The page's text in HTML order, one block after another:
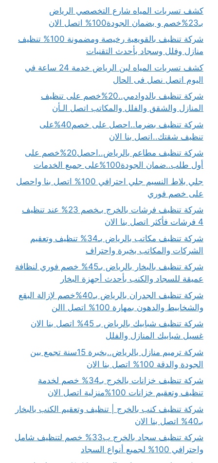
كشف تسربات المياه شارع التخصصي الرياض
بـ23%خصم و بضمان الجودة100% اتصل الان
شركة تنظيف بالقويعية رخيصة ومضمونة 100% تنظيف
منازل وفلل وسجاد بأحدث التقنيات
كشف تسربات المياه لبن الرياض خدمة 24 ساعة في
اليوم اتصل نصل فى الحال
شركة تنظيف بالدوادمي..20%خصم على تنظيف
المنازل والشقق والفلل والمكاتب اتصل الـأن
شركة تنظيف بضرما..احصل على خصم40%على
تنظيف شقتك..اتصل بنا الان
شركة تنظيف مطاعم بالرياض..احصل20%خصم على
أول طلب..ضمان الجودة100%على جميع الخدمات
جلي بلاط النسيم جلي احترافي 100% اتصل بنا واحصل
على خصم فوري
شركة تنظيف فرشات بالخرج بـخصم 23% عند تنظيف
4 فرشات فأكثر اتصل بنا الان
شركة تنظيف مكاتب بالرياض بـ34% تنظيف وتعقيم
الشركات والمكاتب بخبرة واحتراف
شركة تنظيف بالبخار بالرياض بـ45% خصم فوري لنظافة
عميقة للسجاد والكنب بأحدث أجهزة البخار
شركة تنظيف الجدران بالرياض بـ40%خصم لإزالة البقع
والشخابيط والدهون بمهارة 100% اتصل االن
شركة تنظيف شبابيك بالرياض بـ 45% اتصل بنا الان
غسيل شبابيك المنازل والفلل
شركة ترميم منازل بالرياض..بخبرة 15سنة تجمع بين
الجودة والدقة 100% اتصل بنا الان
شركة تنظيف خزانات بالخرج بـ34% خصم لخدمة
تنظيف وتعقيم خزانات 100%منزلية اتصل الان
شركة تنظيف كنب بالخرج | تنظيف وتعقيم الكنب بالبخار
بـ40% اتصل بنا الان
شركة تنظيف سجاد بالخرج ب33% خصم لتنظيف شامل
واحترافي 100% لجميع أنواع السجاد